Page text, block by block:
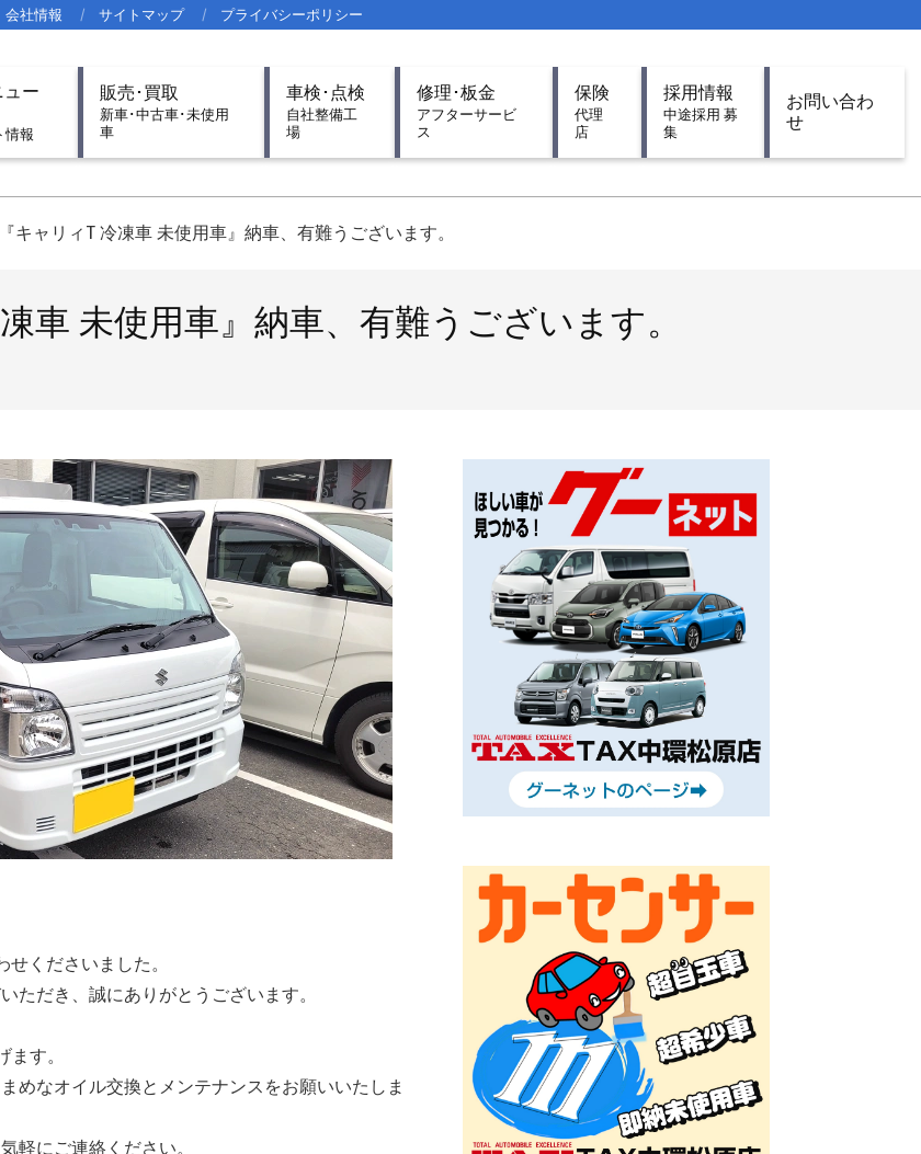
会社情報 サイトマップ プライバシーポリシー
ュー
情報
販売･買取
新車･中古車･未使用
車
車検･点検
自社整備工
場
修理･板金
アフターサービ
ス
保険
代理
店
採用情報
中途採用 募
集
お問い合わ
せ
キャリィT 冷凍車 未使用車』納車、有難うございます。
車 未使用車』納車、有難うございます。
くださいました。
ただき、誠にありがとうございます。
す。
めなオイル交換とメンテナンスをお願いいたしま
軽にご連絡ください。